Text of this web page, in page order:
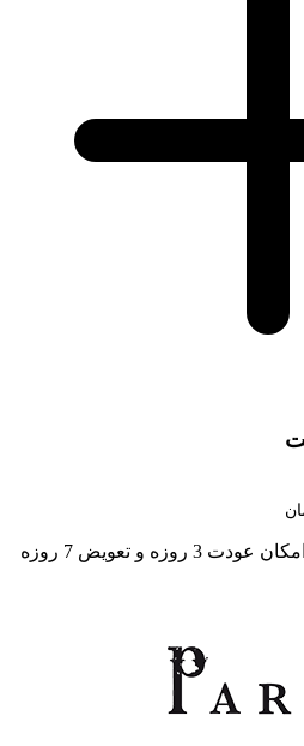
ما به شما گارانتی همیشگی، امکان عودت 3 روزه و تعویض 7 روزه